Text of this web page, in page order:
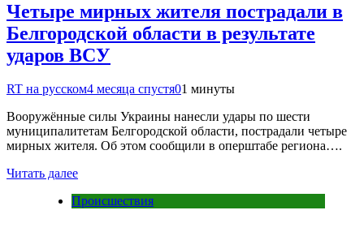
Четыре мирных жителя пострадали в
Белгородской области в результате
ударов ВСУ
RT на русском4 месяца спустя01 минуты
Вооружённые силы Украины нанесли удары по шести
муниципалитетам Белгородской области, пострадали четыре
мирных жителя. Об этом сообщили в оперштабе региона….
Читать далее
Происшествия